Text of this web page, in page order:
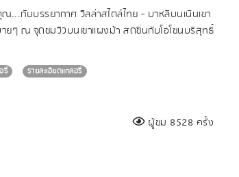
กับบรรยากาศ วิลล่าสไตล์ไทย - บาหลีบนเนินเขา
ยๆ ณ จุดชมวิวบนเขาแผงม้า สดชื่นกับโอโซนบริสุทธิ์
รี่ รายละเอียดแกลอรี่
ผู้ชม 8528 ครั้ง